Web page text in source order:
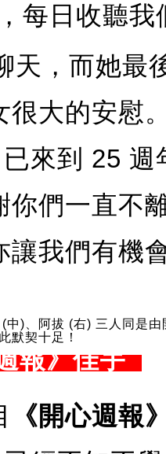
，每日收聽
天，而她最
很大的安慰
已來到 25 週
你們一直不
讓我們有機
中)、阿拔 (右) 三人同是由
默契十足！
報》佳宇
《開心週報